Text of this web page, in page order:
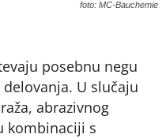
foto: MC-Bauchemie
posebnu negu
U slučaju
abrazivnog
kombinaciji s